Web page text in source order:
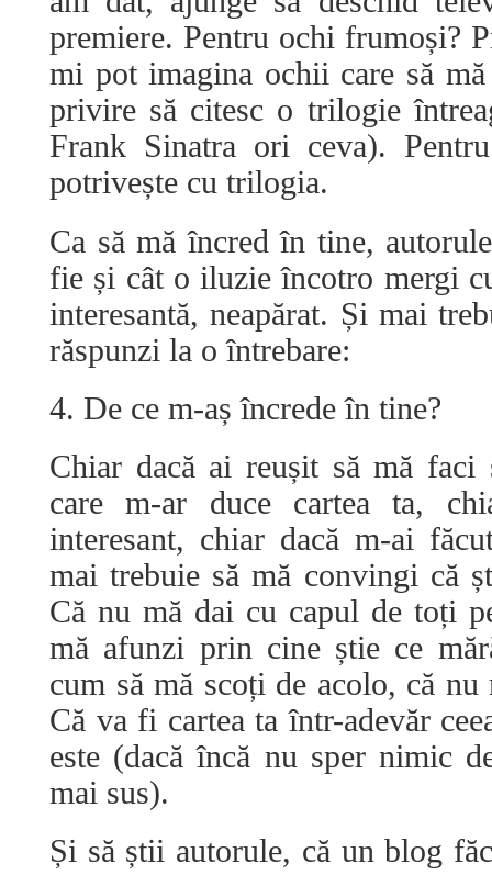
premiere. Pentru ochi frumoși?
mi pot imagina ochii care să
privire să citesc o trilogie
Frank Sinatra ori ceva).
potrivește cu trilogia.
Ca să mă încred în tine,
fie și cât o iluzie încotro mergi
interesantă, neapărat. Și mai
răspunzi la o întrebare:
4. De ce m-aș încrede în tine?
Chiar dacă ai reușit să mă faci
care m-ar duce cartea ta,
interesant, chiar dacă m-ai
mai trebuie să mă convingi că
Că nu mă dai cu capul de toți
mă afunzi prin cine știe ce
cum să mă scoți de acolo, că
Că va fi cartea ta într-adevăr
este (dacă încă nu sper nimic
mai sus).
Și să știi autorule, că un blog